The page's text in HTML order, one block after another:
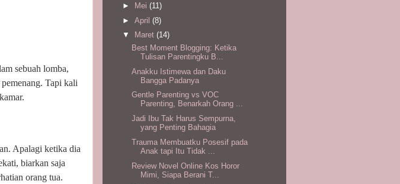
sebuah lomba,
Tapi kali
Apalagi ketika dia
biarkan saja
orang tua.
►
Mei (11)
► April (8)
▼
Maret (14)
Best Moment Blogging: Ketika
Tulisan Parentingku B...
Anakku Istimewa dan Daku
Bangga Padanya
Gentle Parenting vs VOC
Parenting, Benarkah Orang ...
Jadi Ibu Tak Harus Sempurna,
yang Penting Bahagia
Trauma Membuatku Posesif pada
Anak tapi Itu Tidak ...
Review Novel Online Kos Horor
Mimi, Siapa Berani T...